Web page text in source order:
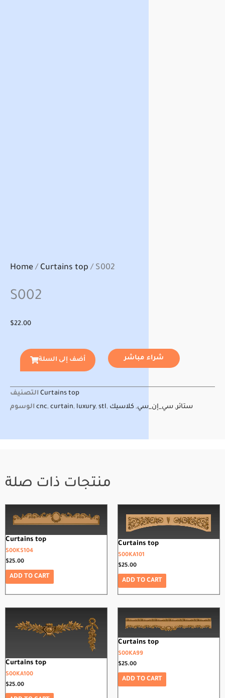
Home / Curtains top / S002
S002
$22.00
أضف إلى السلة شراء مباشر
التصنيف Curtains top
الوسوم cnc, curtain, luxury, stl, ستائر, سي_إن_سي, كلاسيك
منتجات ذات صلة
Curtains top
S00KS104
$25.00
ADD TO CART
Curtains top
S00KA101
$25.00
ADD TO CART
Curtains top
S00KA100
$25.00
Curtains top
S00KA99
$25.00
ADD TO CART